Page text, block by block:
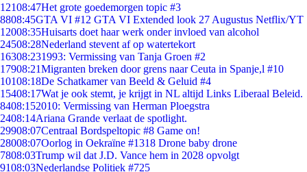
12108:47Het grote goedemorgen topic #3
8808:45GTA VI #12 GTA VI Extended look 27 Augustus Netflix/YT
12008:35Huisarts doet haar werk onder invloed van alcohol
24508:28Nederland stevent af op watertekort
16308:231993: Vermissing van Tanja Groen #2
17908:21Migranten breken door grens naar Ceuta in Spanje,l #10
10108:18De Schatkamer van Beeld & Geluid #4
15408:17Wat je ook stemt, je krijgt in NL altijd Links Liberaal Beleid.
8408:152010: Vermissing van Herman Ploegstra
2408:14Ariana Grande verlaat de spotlight.
29908:07Centraal Bordspeltopic #8 Game on!
28008:07Oorlog in Oekraïne #1318 Drone baby drone
7808:03Trump wil dat J.D. Vance hem in 2028 opvolgt
9108:03Nederlandse Politiek #725